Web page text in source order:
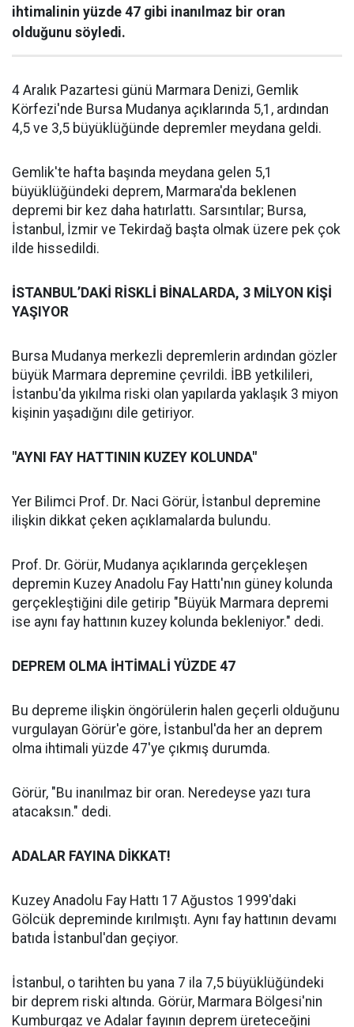
ihtimalinin yüzde 47 gibi inanılmaz bir oran
olduğunu söyledi.
4 Aralık Pazartesi günü Marmara Denizi, Gemlik
Körfezi'nde Bursa Mudanya açıklarında 5,1, ardından
4,5 ve 3,5 büyüklüğünde depremler meydana geldi.
Gemlik'te hafta başında meydana gelen 5,1
büyüklüğündeki deprem, Marmara'da beklenen
depremi bir kez daha hatırlattı. Sarsıntılar; Bursa,
İstanbul, İzmir ve Tekirdağ başta olmak üzere pek çok
ilde hissedildi.
İSTANBUL’DAKİ RİSKLİ BİNALARDA, 3 MİLYON KİŞİ
YAŞIYOR
Bursa Mudanya merkezli depremlerin ardından gözler
büyük Marmara depremine çevrildi. İBB yetkilileri,
İstanbu'da yıkılma riski olan yapılarda yaklaşık 3 miyon
kişinin yaşadığını dile getiriyor.
"AYNI FAY HATTININ KUZEY KOLUNDA"
Yer Bilimci Prof. Dr. Naci Görür, İstanbul depremine
ilişkin dikkat çeken açıklamalarda bulundu.
Prof. Dr. Görür, Mudanya açıklarında gerçekleşen
depremin Kuzey Anadolu Fay Hattı'nın güney kolunda
gerçekleştiğini dile getirip "Büyük Marmara depremi
ise aynı fay hattının kuzey kolunda bekleniyor." dedi.
DEPREM OLMA İHTİMALİ YÜZDE 47
Bu depreme ilişkin öngörülerin halen geçerli olduğunu
vurgulayan Görür'e göre, İstanbul'da her an deprem
olma ihtimali yüzde 47'ye çıkmış durumda.
Görür, "Bu inanılmaz bir oran. Neredeyse yazı tura
atacaksın." dedi.
ADALAR FAYINA DİKKAT!
Kuzey Anadolu Fay Hattı 17 Ağustos 1999'daki
Gölcük depreminde kırılmıştı. Aynı fay hattının devamı
batıda İstanbul'dan geçiyor.
İstanbul, o tarihten bu yana 7 ila 7,5 büyüklüğündeki
bir deprem riski altında. Görür, Marmara Bölgesi'nin
Kumburgaz ve Adalar fayının deprem üreteceğini